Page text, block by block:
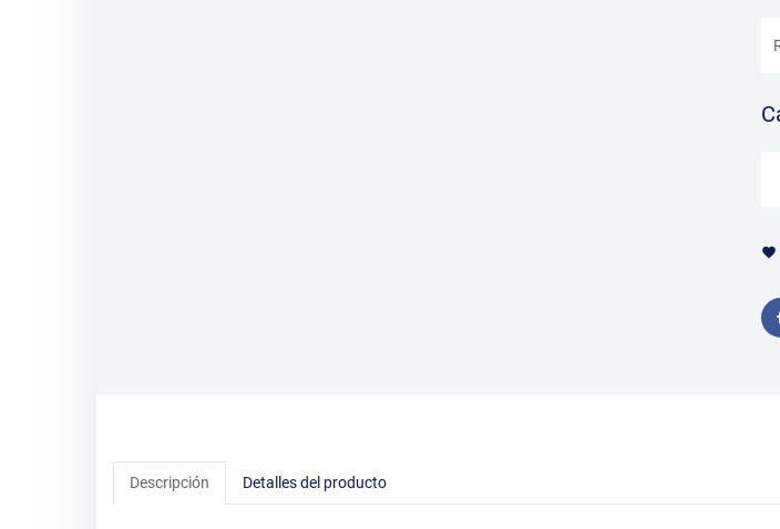
Descripción Detalles del producto